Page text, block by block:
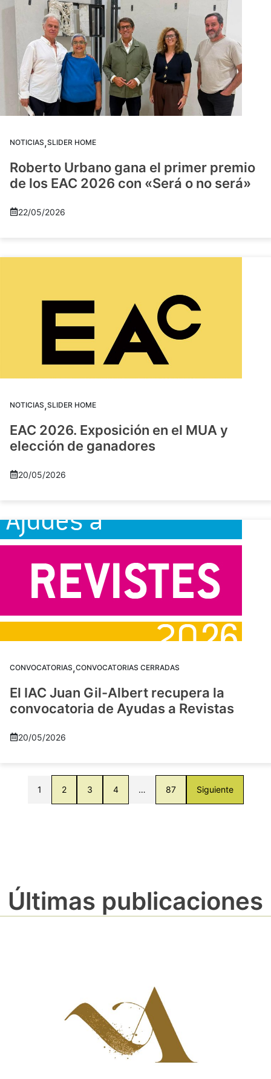
NOTICIAS,SLIDER HOME
Roberto Urbano gana el primer premio
de los EAC 2026 con «Será o no será»
22/05/2026
NOTICIAS,SLIDER HOME
EAC 2026. Exposición en el MUA y
elección de ganadores
20/05/2026
CONVOCATORIAS,CONVOCATORIAS CERRADAS
El IAC Juan Gil-Albert recupera la
convocatoria de Ayudas a Revistas
20/05/2026
1 2 3 4 … 87 Siguiente
Últimas publicaciones